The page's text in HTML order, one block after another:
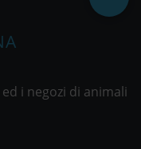
i negozi di animali